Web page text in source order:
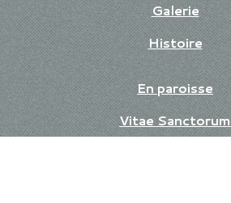
Galerie
Histoire
En paroisse
Vitae Sanctorum